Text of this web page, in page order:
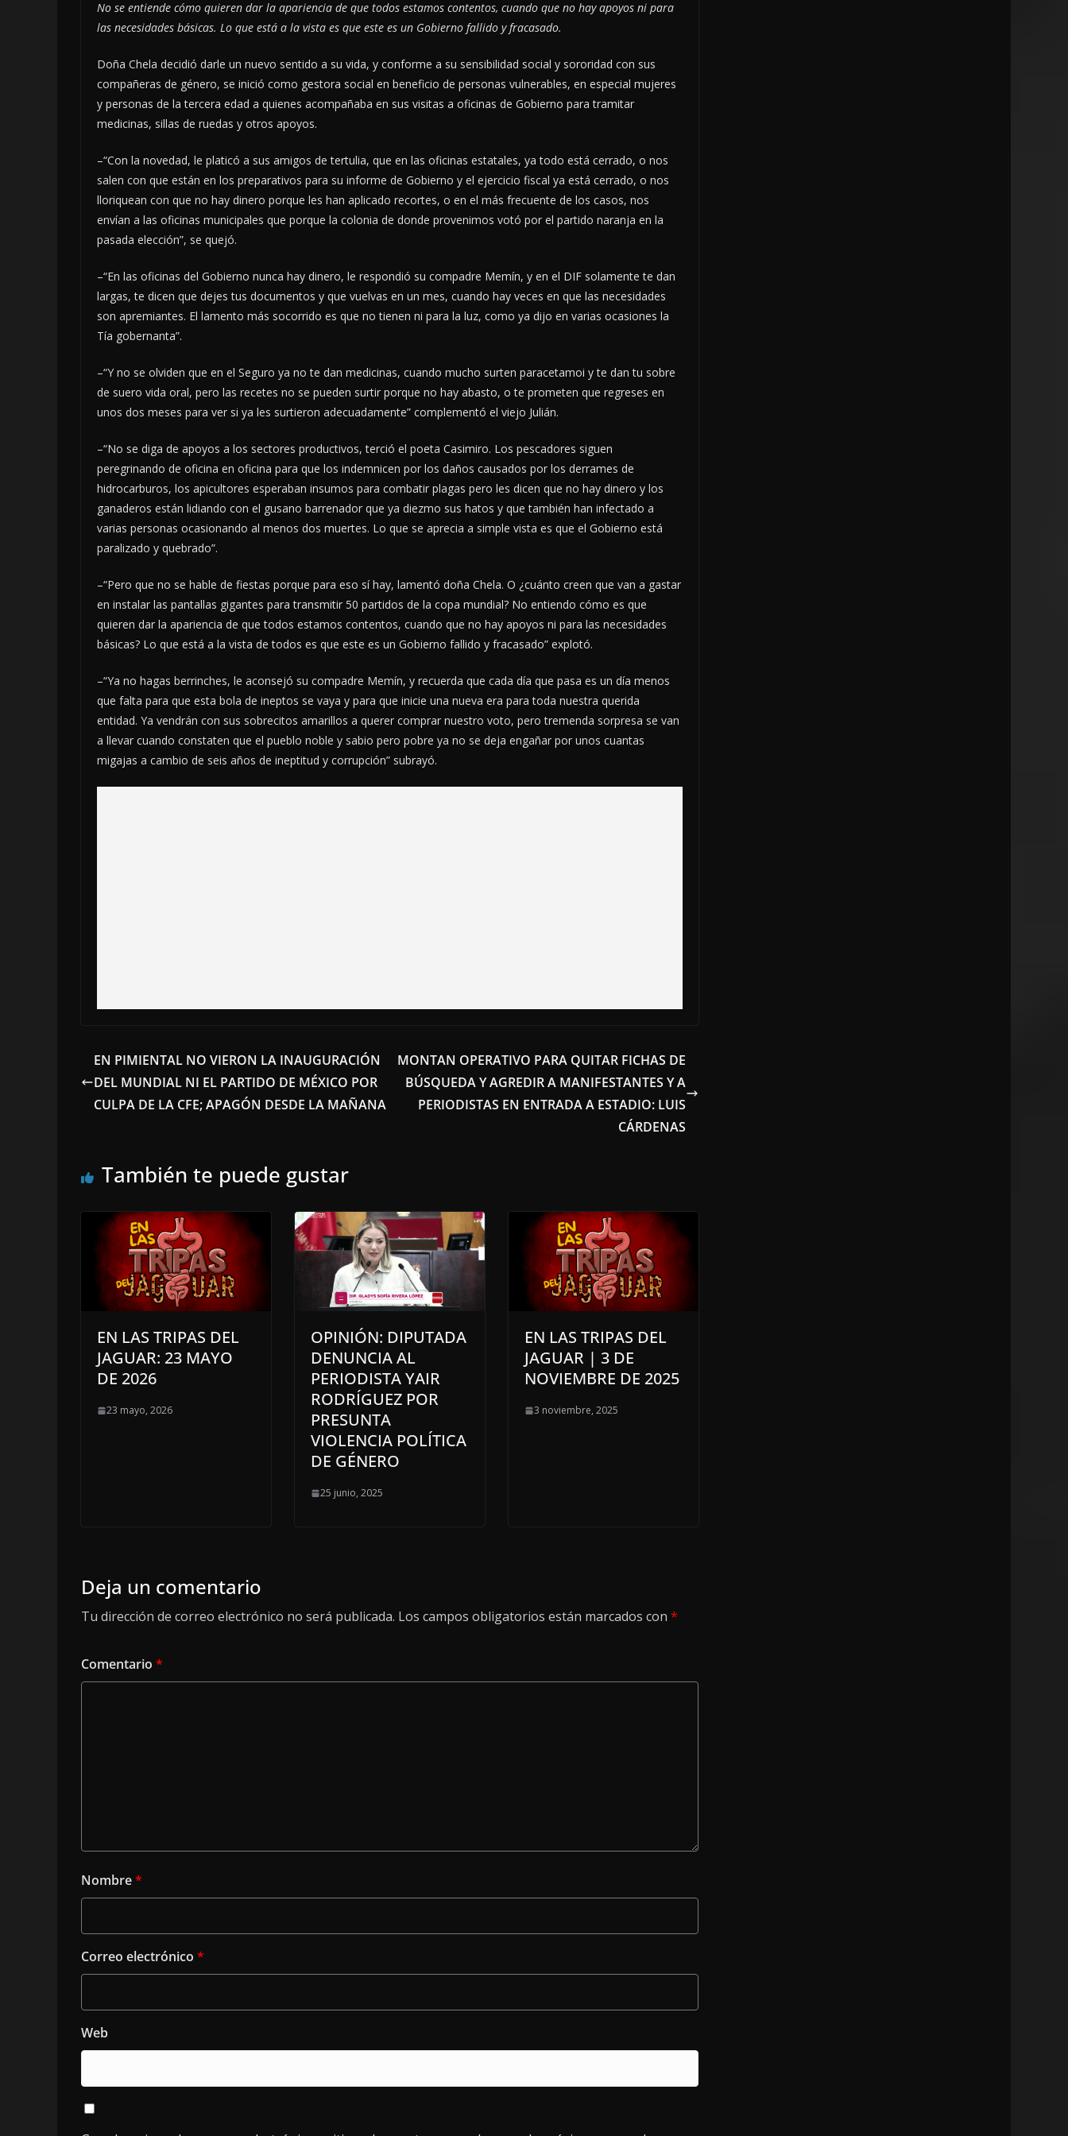
No se entiende cómo quieren dar la apariencia de que todos estamos contentos, cuando que no hay apoyos ni para
las necesidades básicas. Lo que está a la vista es que este es un Gobierno fallido y fracasado.
Doña Chela decidió darle un nuevo sentido a su vida, y conforme a su sensibilidad social y sororidad con sus
compañeras de género, se inició como gestora social en beneficio de personas vulnerables, en especial mujeres
y personas de la tercera edad a quienes acompañaba en sus visitas a oficinas de Gobierno para tramitar
medicinas, sillas de ruedas y otros apoyos.
–“Con la novedad, le platicó a sus amigos de tertulia, que en las oficinas estatales, ya todo está cerrado, o nos
salen con que están en los preparativos para su informe de Gobierno y el ejercicio fiscal ya está cerrado, o nos
lloriquean con que no hay dinero porque les han aplicado recortes, o en el más frecuente de los casos, nos
envían a las oficinas municipales que porque la colonia de donde provenimos votó por el partido naranja en la
pasada elección”, se quejó.
–“En las oficinas del Gobierno nunca hay dinero, le respondió su compadre Memín, y en el DIF solamente te dan
largas, te dicen que dejes tus documentos y que vuelvas en un mes, cuando hay veces en que las necesidades
son apremiantes. El lamento más socorrido es que no tienen ni para la luz, como ya dijo en varias ocasiones la
Tía gobernanta”.
–“Y no se olviden que en el Seguro ya no te dan medicinas, cuando mucho surten paracetamoi y te dan tu sobre
de suero vida oral, pero las recetes no se pueden surtir porque no hay abasto, o te prometen que regreses en
unos dos meses para ver si ya les surtieron adecuadamente” complementó el viejo Julián.
–“No se diga de apoyos a los sectores productivos, terció el poeta Casimiro. Los pescadores siguen
peregrinando de oficina en oficina para que los indemnicen por los daños causados por los derrames de
hidrocarburos, los apicultores esperaban insumos para combatir plagas pero les dicen que no hay dinero y los
ganaderos están lidiando con el gusano barrenador que ya diezmo sus hatos y que también han infectado a
varias personas ocasionando al menos dos muertes. Lo que se aprecia a simple vista es que el Gobierno está
paralizado y quebrado”.
–“Pero que no se hable de fiestas porque para eso sí hay, lamentó doña Chela. O ¿cuánto creen que van a gastar
en instalar las pantallas gigantes para transmitir 50 partidos de la copa mundial? No entiendo cómo es que
quieren dar la apariencia de que todos estamos contentos, cuando que no hay apoyos ni para las necesidades
básicas? Lo que está a la vista de todos es que este es un Gobierno fallido y fracasado” explotó.
–“Ya no hagas berrinches, le aconsejó su compadre Memín, y recuerda que cada día que pasa es un día menos
que falta para que esta bola de ineptos se vaya y para que inicie una nueva era para toda nuestra querida
entidad. Ya vendrán con sus sobrecitos amarillos a querer comprar nuestro voto, pero tremenda sorpresa se van
a llevar cuando constaten que el pueblo noble y sabio pero pobre ya no se deja engañar por unos cuantas
migajas a cambio de seis años de ineptitud y corrupción” subrayó.
EN PIMIENTAL NO VIERON LA INAUGURACIÓN
DEL MUNDIAL NI EL PARTIDO DE MÉXICO POR
CULPA DE LA CFE; APAGÓN DESDE LA MAÑANA
MONTAN OPERATIVO PARA QUITAR FICHAS DE
BÚSQUEDA Y AGREDIR A MANIFESTANTES Y A
PERIODISTAS EN ENTRADA A ESTADIO: LUIS
CÁRDENAS
También te puede gustar
EN LAS TRIPAS DEL
JAGUAR: 23 MAYO
DE 2026
23 mayo, 2026
OPINIÓN: DIPUTADA
DENUNCIA AL
PERIODISTA YAIR
RODRÍGUEZ POR
PRESUNTA
VIOLENCIA POLÍTICA
DE GÉNERO
25 junio, 2025
EN LAS TRIPAS DEL
JAGUAR | 3 DE
NOVIEMBRE DE 2025
3 noviembre, 2025
Deja un comentario
Tu dirección de correo electrónico no será publicada. Los campos obligatorios están marcados con *
Comentario *
Nombre*
Correo electrónico *
Web